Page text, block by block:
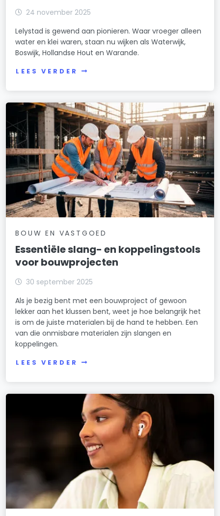
24 november 2025
Lelystad is gewend aan pionieren. Waar vroeger alleen
water en klei waren, staan nu wijken als Waterwijk,
Boswijk, Hollandse Hout en Warande.
LEES VERDER
BOUW EN VASTGOED
Essentiële slang- en koppelingstools
voor bouwprojecten
30 september 2025
Als je bezig bent met een bouwproject of gewoon
lekker aan het klussen bent, weet je hoe belangrijk het
is om de juiste materialen bij de hand te hebben. Een
van die onmisbare materialen zijn slangen en
koppelingen.
LEES VERDER